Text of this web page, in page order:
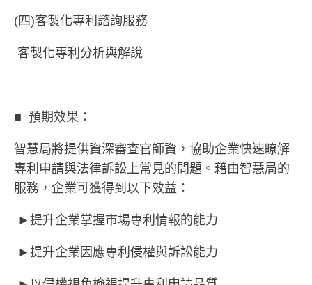
(四)客製化專利諮詢服務
客製化專利分析與解說
■ 預期效果：
智慧局將提供資深審查官師資，協助企業快速瞭解
專利申請與法律訴訟上常見的問題。藉由智慧局的
服務，企業可獲得到以下效益：
►提升企業掌握市場專利情報的能力
►提升企業因應專利侵權與訴訟能力